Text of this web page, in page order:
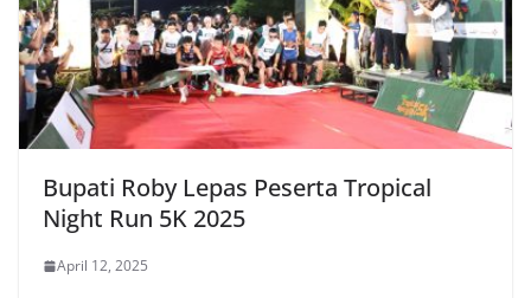
Bupati Roby Lepas Peserta Tropical
Night Run 5K 2025
April 12, 2025